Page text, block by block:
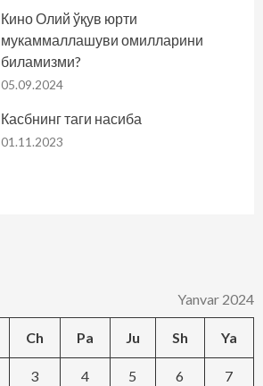
Кино Олий ўқув юрти
мукаммаллашуви омилларини
биламизми?
05.09.2024
Касбнинг таги насиба
01.11.2023
Yanvar 2024
Ch Pa Ju Sh Ya
3 4 5 6 7